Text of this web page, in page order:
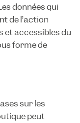
données qui
de l’action
et accessibles du
forme de
sur les
peut